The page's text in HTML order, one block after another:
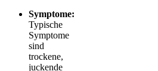
Symptome:
Typische
Symptome
sind
trockene,
juckende